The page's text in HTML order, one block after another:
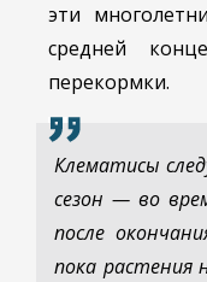
эти
средней
перекормки.
Клематисы
сезон — во
после
пока растения